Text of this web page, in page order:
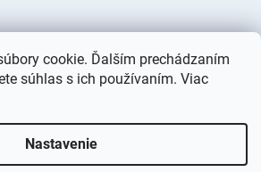
cookie. Ďalším prechádzaním
súhlas s ich používaním. Viac
Nastavenie